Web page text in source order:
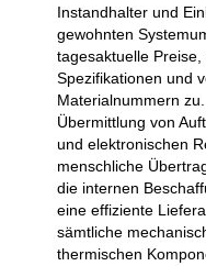
Instandhalter und
gewohnten
tagesaktuelle
Spezifikationen und
Materialnummern
Übermittlung von
und elektronischen
menschliche
die internen
eine effiziente
sämtliche
thermischen